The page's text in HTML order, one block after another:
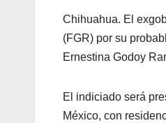
Chihuahua. El
(FGR) por su
Ernestina Godoy
El indiciado será
México, con